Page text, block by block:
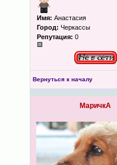
Имя: Анастасия
Город: Черкассы
Репутация: 0
Вернуться к началу
МаричкА